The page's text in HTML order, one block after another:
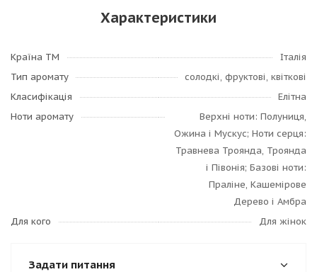
Характеристики
Країна ТМ
Італія
Тип аромату
солодкі, фруктові, квіткові
Класифікація
Елітна
Ноти аромату
Верхні ноти: Полуниця,
Ожина і Мускус; Ноти серця:
Травнева Троянда, Троянда
і Півонія; Базові ноти:
Праліне, Кашемірове
Дерево і Амбра
Для кого
Для жінок
Задати питання